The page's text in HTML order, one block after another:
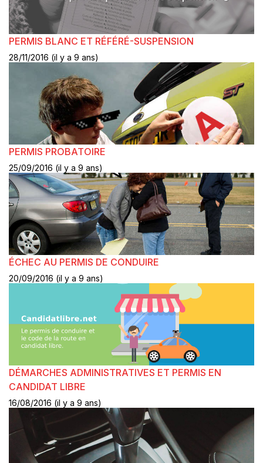
PERMIS BLANC ET RÉFÉRÉ-SUSPENSION
28/11/2016 (il y a 9 ans)
PERMIS PROBATOIRE
25/09/2016 (il y a 9 ans)
ÉCHEC AU PERMIS DE CONDUIRE
20/09/2016 (il y a 9 ans)
DÉMARCHES ADMINISTRATIVES ET PERMIS EN
CANDIDAT LIBRE
16/08/2016 (il y a 9 ans)